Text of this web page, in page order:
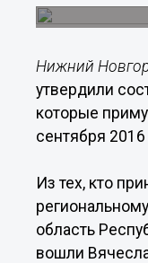
Нижний
утвердили
которые
сентября 2016
Из тех, кто
область
вошли